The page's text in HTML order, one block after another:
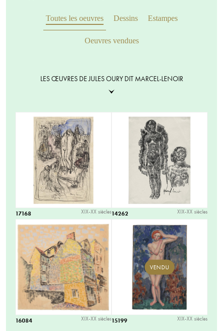
Toutes les oeuvres Dessins Estampes
Oeuvres vendues
LES ŒUVRES DE JULES OURY DIT MARCEL-LENOIR
17168 XIX-XX siècles14262 XIX-XX siècles
16084 XIX-XX siècles
VENDU
15199 XIX-XX siècles